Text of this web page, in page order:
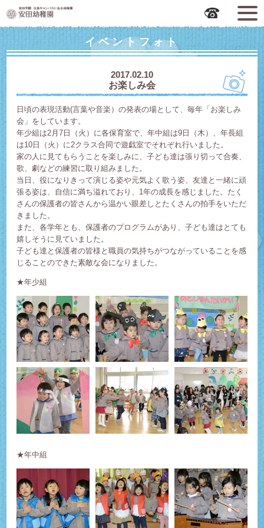
広島市中区の安田幼稚園
イベントフォト
2017.02.10
お楽しみ会
日頃の表現活動(言葉や音楽）の発表の場として、毎年「お楽しみ
会」をしています。
年少組は2月7日（火）に各保育室で、年中組は9日（木）、年長組
は10日（火）に2クラス合同で遊戯室でそれぞれ行いました。
家の人に見てもらうことを楽しみに、子ども達は張り切って合奏、
歌、劇などの練習に取り組みました。
当日、役になりきって演じる姿や元気よく歌う姿、友達と一緒に頑
張る姿は、自信に満ち溢れており、1年の成長を感じました。たく
さんの保護者の皆さんから温かい眼差しとたくさんの拍手をいただ
きました。
また、各学年とも、保護者のプログラムがあり、子ども達はとても
嬉しそうに見ていました。
子ども達と保護者の皆様と職員の気持ちがつながっていることを感
じることのできた素敵な会になりました。
★年少組
★年中組